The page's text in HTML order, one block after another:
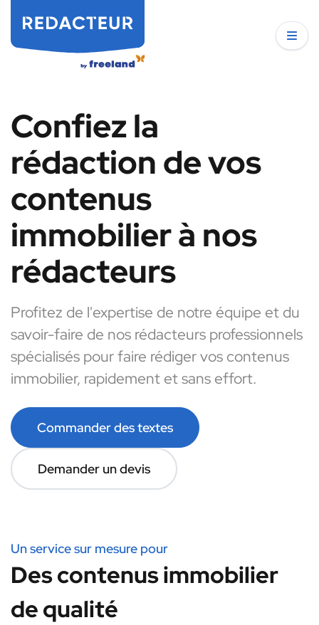
Confiez la
rédaction de vos
contenus
immobilier à nos
rédacteurs
Profitez de l'expertise de notre équipe et du
savoir-faire de nos rédacteurs professionnels
spécialisés pour faire rédiger vos contenus
immobilier, rapidement et sans effort.
Commander des textes
Demander un devis
Un service sur mesure pour
Des contenus immobilier
de qualité